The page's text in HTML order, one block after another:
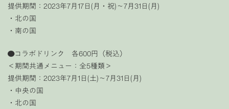
提供期間：2023年7月17日(月・祝)〜7月31日(月)
・北の国
・南の国
●コラボドリンク 各600円（税込）
＜期間共通メニュー：全5種類＞
提供期間：2023年7月1日(土)〜7月31日(月)
・中央の国
・北の国